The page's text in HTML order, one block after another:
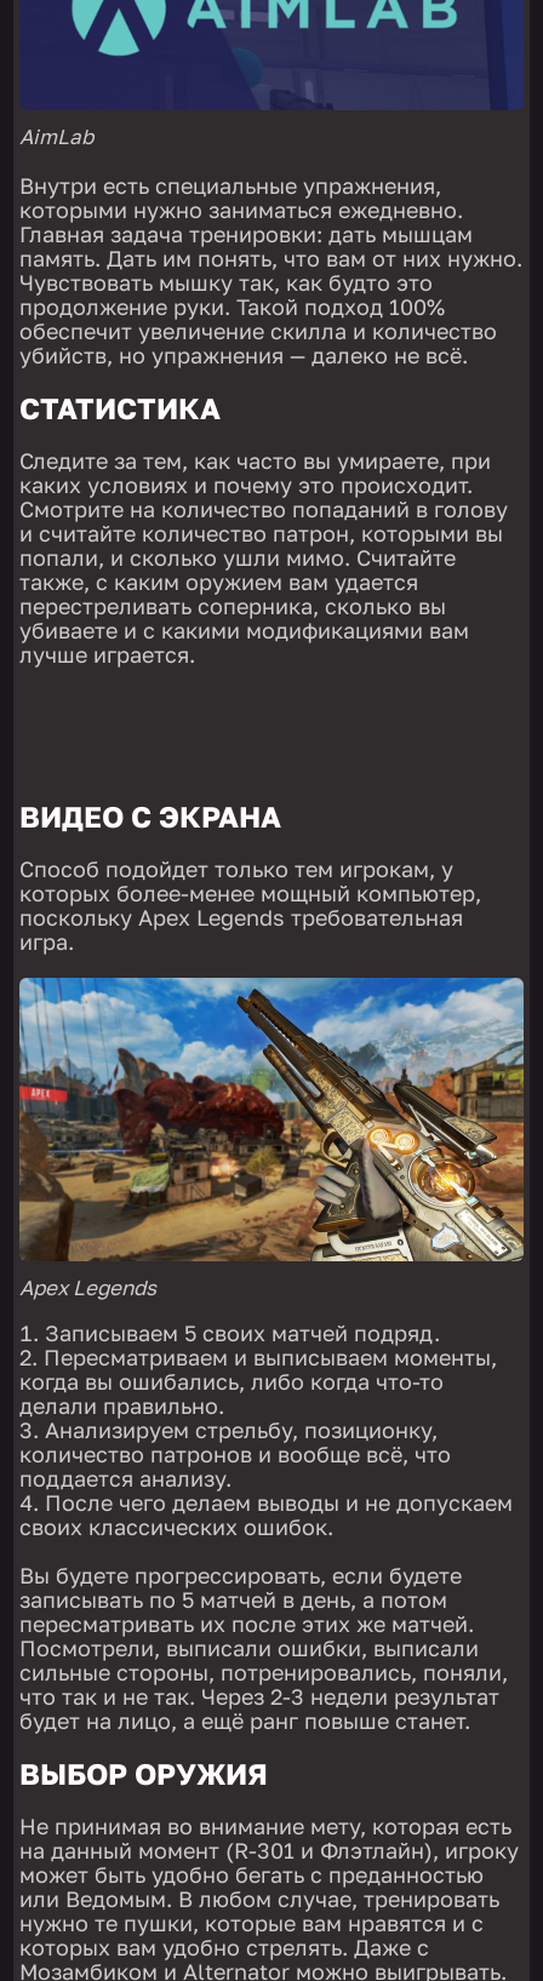
AimLab
Внутри есть специальные упражнения,
которыми нужно заниматься ежедневно.
Главная задача тренировки: дать мышцам
память. Дать им понять, что вам от них нужно.
Чувствовать мышку так, как будто это
продолжение руки. Такой подход 100%
обеспечит увеличение скилла и количество
убийств, но упражнения — далеко не всё.
СТАТИСТИКА
Следите за тем, как часто вы умираете, при
каких условиях и почему это происходит.
Смотрите на количество попаданий в голову
и считайте количество патрон, которыми вы
попали, и сколько ушли мимо. Считайте
также, с каким оружием вам удается
перестреливать соперника, сколько вы
убиваете и с какими модификациями вам
лучше играется.
ВИДЕО С ЭКРАНА
Способ подойдет только тем игрокам, у
которых более-менее мощный компьютер,
поскольку Apex Legends требовательная
игра.
Apex Legends
Записываем 5 своих матчей подряд.
Пересматриваем и выписываем моменты,
когда вы ошибались, либо когда что-то
делали правильно.
Анализируем стрельбу, позиционку,
количество патронов и вообще всё, что
поддается анализу.
После чего делаем выводы и не допускаем
своих классических ошибок.
Вы будете прогрессировать, если будете
записывать по 5 матчей в день, а потом
пересматривать их после этих же матчей.
Посмотрели, выписали ошибки, выписали
сильные стороны, потренировались, поняли,
что так и не так. Через 2-3 недели результат
будет на лицо, а ещё ранг повыше станет.
ВЫБОР ОРУЖИЯ
Не принимая во внимание мету, которая есть
на данный момент (R-301 и Флэтлайн), игроку
может быть удобно бегать с преданностью
или Ведомым. В любом случае, тренировать
нужно те пушки, которые вам нравятся и с
которых вам удобно стрелять. Даже с
Мозамбиком и Alternator можно выигрывать.